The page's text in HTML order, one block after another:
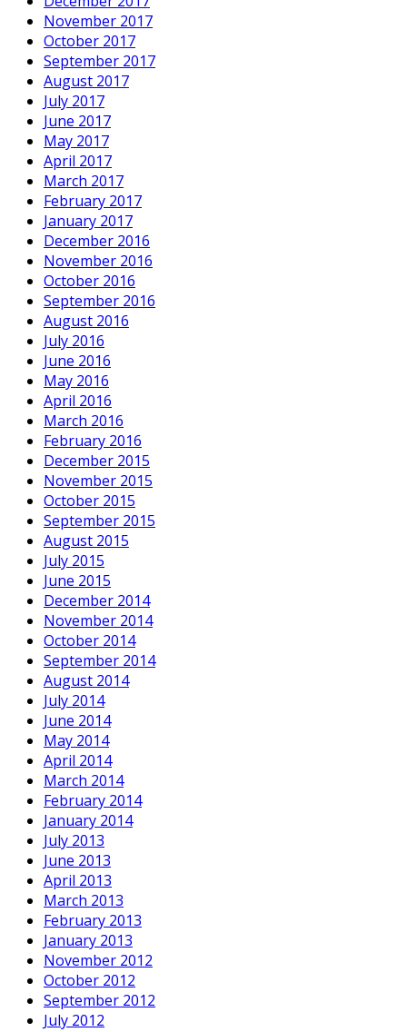
November 2017
October 2017
September 2017
August 2017
July 2017
June 2017
May 2017
April 2017
March 2017
February 2017
January 2017
December 2016
November 2016
October 2016
September 2016
August 2016
July 2016
June 2016
May 2016
April 2016
March 2016
February 2016
December 2015
November 2015
October 2015
September 2015
August 2015
July 2015
June 2015
December 2014
November 2014
October 2014
September 2014
August 2014
July 2014
June 2014
May 2014
April 2014
March 2014
February 2014
January 2014
July 2013
June 2013
April 2013
March 2013
February 2013
January 2013
November 2012
October 2012
September 2012
July 2012